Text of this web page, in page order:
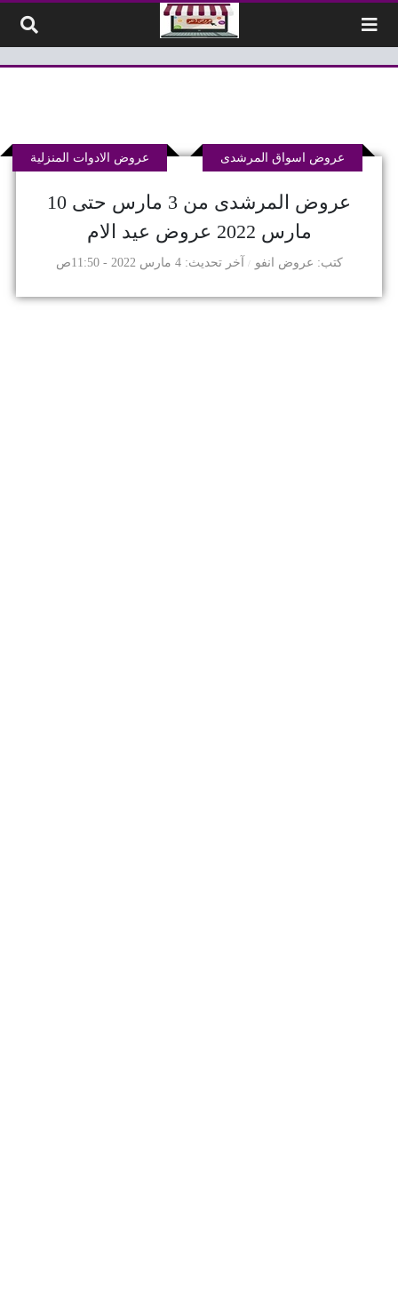
عروض المرشدى من 3 مارس حتى 10
مارس 2022 عروض عيد الام
كتب عروض انفو
عروض اسواق المرشدى عروض الادوات المنزلية
آخر تحديث 4 مارس 2022 - 11:50ص